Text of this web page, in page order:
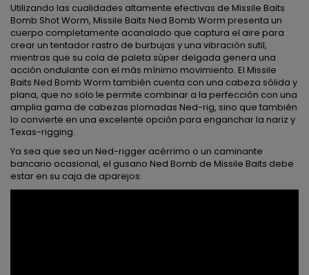
Utilizando las cualidades altamente efectivas de Missile Baits
Bomb Shot Worm, Missile Baits Ned Bomb Worm presenta un
cuerpo completamente acanalado que captura el aire para
crear un tentador rastro de burbujas y una vibración sutil,
mientras que su cola de paleta súper delgada genera una
acción ondulante con el más mínimo movimiento. El Missile
Baits Ned Bomb Worm también cuenta con una cabeza sólida y
plana, que no solo le permite combinar a la perfección con una
amplia gama de cabezas plomadas Ned-rig, sino que también
lo convierte en una excelente opción para enganchar la nariz y
Texas-rigging.
Ya sea que sea un Ned-rigger acérrimo o un caminante
bancario ocasional, el gusano Ned Bomb de Missile Baits debe
estar en su caja de aparejos.